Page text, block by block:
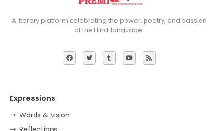
A literary platform celebrating the power, poetry, and passion
of the Hindi language.
Expressions
Words & Vision
Reflections